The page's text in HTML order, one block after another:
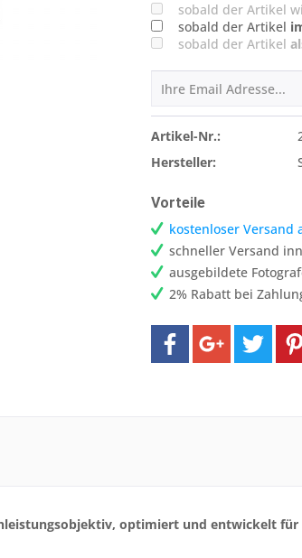
sobald der Artikel
sobald der Artikel
sobald der Artikel
Artikel-Nr.:
Hersteller:
Vorteile
kostenloser Versand
schneller Versand
ausgebildete
2% Rabatt bei
optimiert und entwickelt